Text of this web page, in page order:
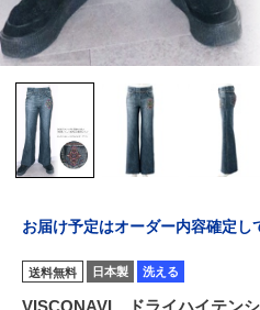
お届け予定はオーダー内容確定し
送料無料 日本製 洗える
VISCONAVI ドライハイテン